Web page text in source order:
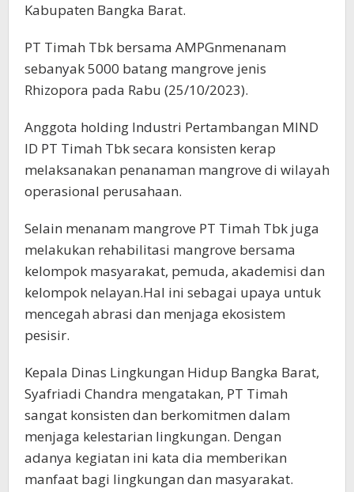
Kabupaten Bangka Barat.
PT Timah Tbk bersama AMPGnmenanam
sebanyak 5000 batang mangrove jenis
Rhizopora pada Rabu (25/10/2023).
Anggota holding Industri Pertambangan MIND
ID PT Timah Tbk secara konsisten kerap
melaksanakan penanaman mangrove di wilayah
operasional perusahaan.
Selain menanam mangrove PT Timah Tbk juga
melakukan rehabilitasi mangrove bersama
kelompok masyarakat, pemuda, akademisi dan
kelompok nelayan.Hal ini sebagai upaya untuk
mencegah abrasi dan menjaga ekosistem
pesisir.
Kepala Dinas Lingkungan Hidup Bangka Barat,
Syafriadi Chandra mengatakan, PT Timah
sangat konsisten dan berkomitmen dalam
menjaga kelestarian lingkungan. Dengan
adanya kegiatan ini kata dia memberikan
manfaat bagi lingkungan dan masyarakat.